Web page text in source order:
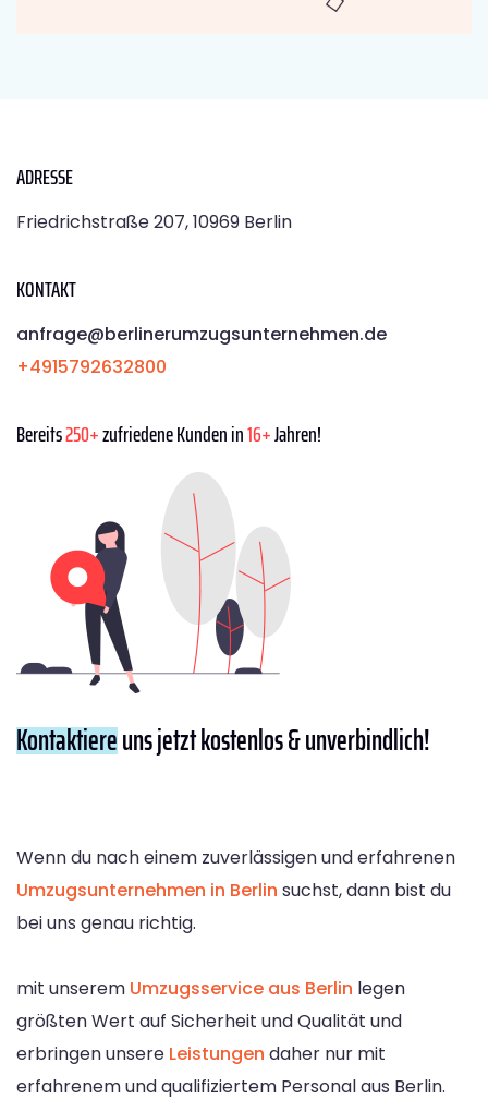
ADRESSE
Friedrichstraße 207, 10969 Berlin
KONTAKT
anfrage@berlinerumzugsunternehmen.de
+4915792632800
Bereits250+zufriedene Kunden in16+Jahren!
Kontaktiereuns jetzt kostenlos & unverbindlich!
Wenn du nach einem zuverlässigen und erfahrenen
Umzugsunternehmen in Berlin suchst, dann bist du
bei uns genau richtig.
mit unserem Umzugsservice aus Berlin legen
größten Wert auf Sicherheit und Qualität und
erbringen unsere Leistungen daher nur mit
erfahrenem und qualifiziertem Personal aus Berlin.